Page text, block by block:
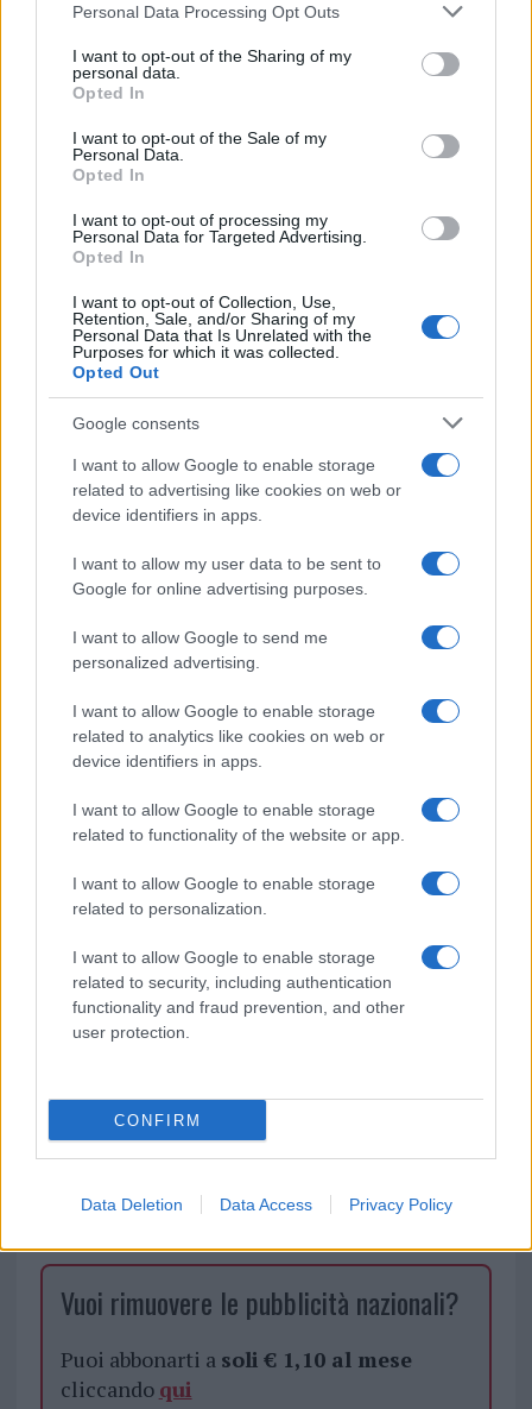
Please note that this website/app uses one or more Google
not limited to your visit or usage behaviour. You may click to
grant or deny consent to Google and its third-party tags to
use your data for below specified purposes in below Google
consent section.
Personal Data Processing Opt Outs
I want to opt-out of the Sharing of my
personal data.
Opted In
I want to opt-out of the Sale of my
Personal Data.
Opted In
I want to opt-out of processing my
Personal Data for Targeted Advertising.
Opted In
I want to opt-out of Collection, Use,
Retention, Sale, and/or Sharing of my
Personal Data that Is Unrelated with the
Purposes for which it was collected.
Opted Out
Google consents
I want to allow Google to enable storage
related to advertising like cookies on web or
device identifiers in apps.
I want to allow my user data to be sent to
Google for online advertising purposes.
I want to allow Google to send me
personalized advertising.
I want to allow Google to enable storage
related to analytics like cookies on web or
device identifiers in apps.
I want to allow Google to enable storage
related to functionality of the website or app.
I want to allow Google to enable storage
related to personalization.
I want to allow Google to enable storage
related to security, including authentication
functionality and fraud prevention, and other
user protection.
CONFIRM
Data Deletion Data Access Privacy Policy
un solo motivo. Valute, materie prime e
indicatori economici sono plasmati da forze
sovrapposte che si sviluppano nel tempo, non
l’analisi con questa consapevolezza, puntando
su contesto, continuità e interpretazione
gli sviluppi macro ai movimenti di forex e
commodity, e supportando la copertura con
analisi, segnali e discussione, la piattaforma
offre ai lettori un modo per seguire i mercati
con maggiore chiarezza. In un ambiente
globale sempre più complesso, la prospettiva
Vuoi rimuovere le pubblicità nazionali?
Puoi abbonarti a soli € 1,10 al mese
cliccando qui